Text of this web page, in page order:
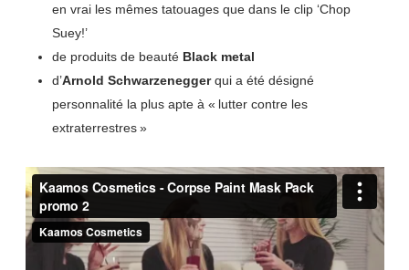
en vrai les mêmes tatouages que dans le clip ‘Chop
Suey!’
de produits de beauté Black metal
d’Arnold Schwarzeneggerqui a été désigné
personnalité la plus apte à « lutter contre les
extraterrestres »